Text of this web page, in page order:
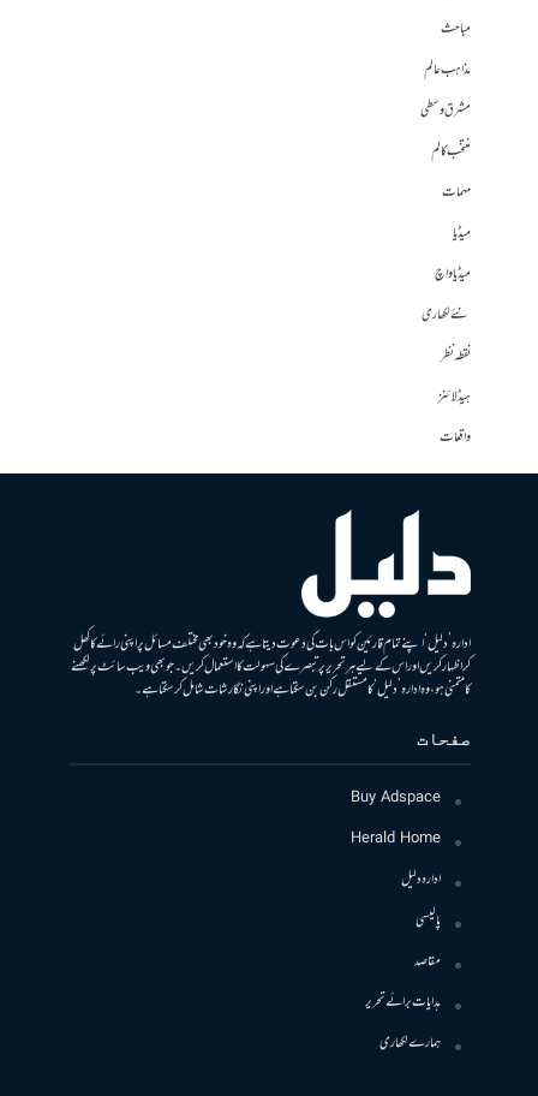
مباحث
مذاہب عالم
مشرق وسطی
منتخب کالم
مہمات
میڈیا
میڈیا واچ
نئے لکھاری
نقطہ نظر
ہیڈلائنز
واقعات
ادارہ ’دلیل‘ اپنے تمام قارئین کو اس بات کی دعوت دیتا ہے کہ وہ خود بھی مختلف مسائل پر اپنی رائے کا کھل
کر اظہار کریں اور اس کے لیے ہر تحریر پر تبصرے کی سہولت کا استعمال کریں۔ جو بھی ویب سائٹ پر لکھنے
کا متمنی ہو، وہ ادارہ ’دلیل‘ کا مستقل رکن بن سکتا ہے اور اپنی نگارشات شامل کرسکتا ہے۔
صفحات
Buy Adspace
Herald Home
ادارہ دلیل
پالیسی
مقاصد
ہدایات برائے تحریر
ہمارے لکھاری